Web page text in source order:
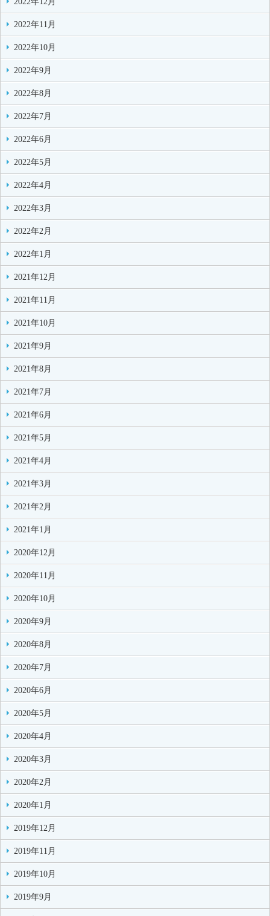
2022年11月
2022年10月
2022年9月
2022年8月
2022年7月
2022年6月
2022年5月
2022年4月
2022年3月
2022年2月
2022年1月
2021年12月
2021年11月
2021年10月
2021年9月
2021年8月
2021年7月
2021年6月
2021年5月
2021年4月
2021年3月
2021年2月
2021年1月
2020年12月
2020年11月
2020年10月
2020年9月
2020年8月
2020年7月
2020年6月
2020年5月
2020年4月
2020年3月
2020年2月
2020年1月
2019年12月
2019年11月
2019年10月
2019年9月